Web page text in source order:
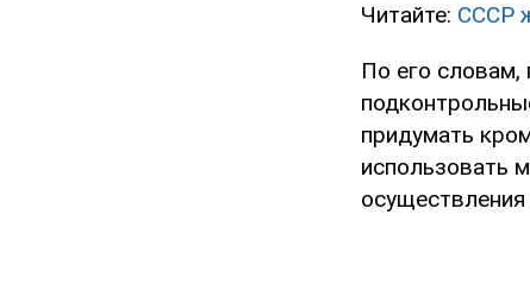
Читайте: СССР
По его словам,
придумать
использовать